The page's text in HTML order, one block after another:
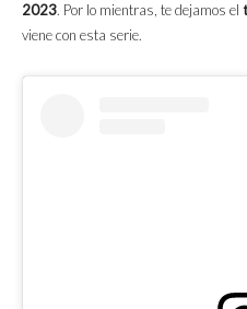
2023. Por lo mientras, te dejamos el
viene con esta serie.